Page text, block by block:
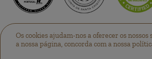
Os cookies ajudam-nos a oferecer os
a nossa página, concorda com a nossa